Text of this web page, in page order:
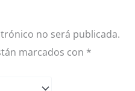
no será publicada.
marcados con *